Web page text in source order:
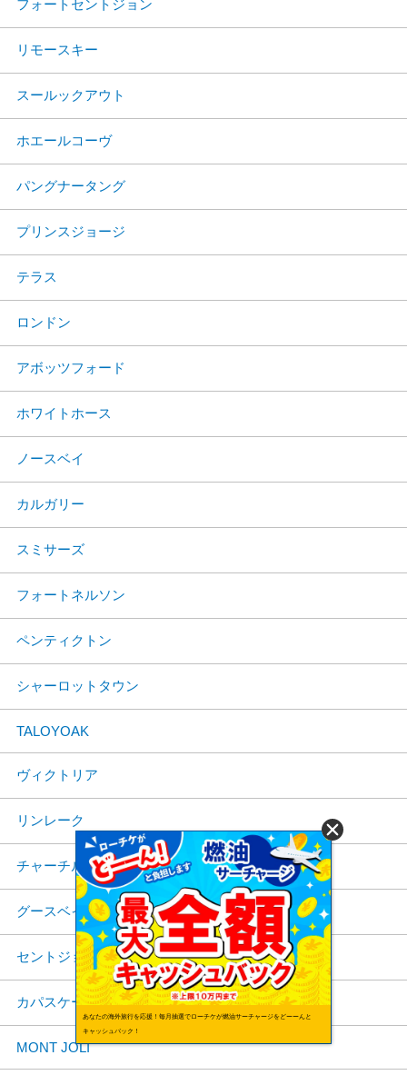
フォートセントジョン
リモースキー
スールックアウト
ホエールコーヴ
パングナータング
プリンスジョージ
テラス
ロンドン
アボッツフォード
ホワイトホース
ノースベイ
カルガリー
スミサーズ
フォートネルソン
ペンティクトン
シャーロットタウン
TALOYOAK
ヴィクトリア
リンレーク
チャーチル
グースベイ
セントジョーンズ
カパスケーシング
MONT JOLI
あなたの海外旅行を応援！毎月抽選でローチケが燃油サーチャージをどーーんと
キャッシュバック！